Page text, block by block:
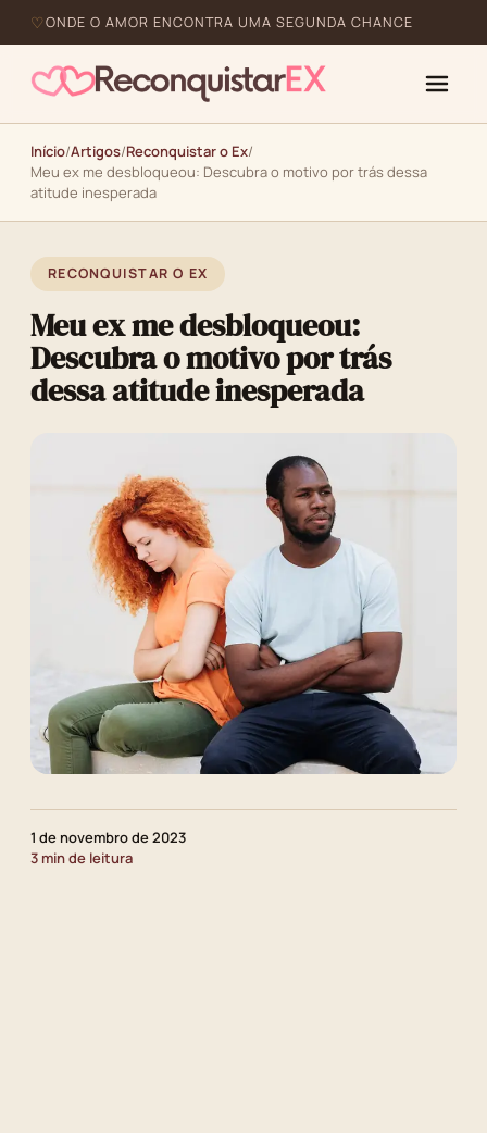
ONDE O AMOR ENCONTRA UMA SEGUNDA CHANCE
Início/Artigos/Reconquistar o Ex/
Meu ex me desbloqueou: Descubra o motivo por trás dessa
atitude inesperada
RECONQUISTAR O EX
Meu ex me desbloqueou:
Descubra o motivo por trás
dessa atitude inesperada
1 de novembro de 2023
3 min de leitura